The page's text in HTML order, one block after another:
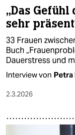
„Das
sehr
33 Frauen
Buch
Dauerstress und
Interview von Petra
2.3.2026